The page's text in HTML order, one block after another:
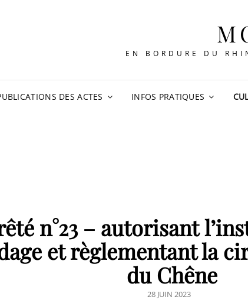
EN BORDURE DU
DES ACTES INFOS PRATIQUES
n°23 – autorisant
et règlementant la
du Chêne
POSTED
28 JUIN 2023